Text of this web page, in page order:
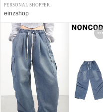
PERSONAL SHOPPER
einzshop